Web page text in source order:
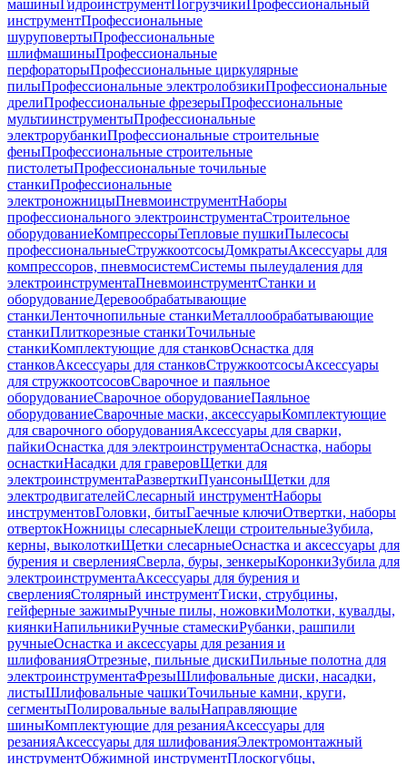
машиныГидроинструментПогрузчикиПрофессиональный
инструментПрофессиональные
шуруповертыПрофессиональные
шлифмашиныПрофессиональные
перфораторыПрофессиональные циркулярные
пилыПрофессиональные электролобзикиПрофессиональные
дрелиПрофессиональные фрезерыПрофессиональные
мультиинструментыПрофессиональные
электрорубанкиПрофессиональные строительные
феныПрофессиональные строительные
пистолетыПрофессиональные точильные
станкиПрофессиональные
электроножницыПневмоинструментНаборы
профессионального электроинструментаСтроительное
оборудованиеКомпрессорыТепловые пушкиПылесосы
профессиональныеСтружкоотсосыДомкратыАксессуары для
компрессоров, пневмосистемСистемы пылеудаления для
электроинструментаПневмоинструментСтанки и
оборудованиеДеревообрабатывающие
станкиЛенточнопильные станкиМеталлообрабатывающие
станкиПлиткорезные станкиТочильные
станкиКомплектующие для станковОснастка для
станковАксессуары для станковСтружкоотсосыАксессуары
для стружкоотсосовСварочное и паяльное
оборудованиеСварочное оборудованиеПаяльное
оборудованиеСварочные маски, аксессуарыКомплектующие
для сварочного оборудованияАксессуары для сварки,
пайкиОснастка для электроинструментаОснастка, наборы
оснасткиНасадки для граверовЩетки для
электроинструментаРазверткиПуансоныЩетки для
электродвигателейСлесарный инструментНаборы
инструментовГоловки, битыГаечные ключиОтвертки, наборы
отвертокНожницы слесарныеКлещи строительныеЗубила,
керны, выколоткиЩетки слесарныеОснастка и аксессуары для
бурения и сверленияСверла, буры, зенкерыКоронкиЗубила для
электроинструментаАксессуары для бурения и
сверленияСтолярный инструментТиски, струбцины,
гейферные зажимыРучные пилы, ножовкиМолотки, кувалды,
киянкиНапильникиРучные стамескиРубанки, рашпили
ручныеОснастка и аксессуары для резания и
шлифованияОтрезные, пильные дискиПильные полотна для
электроинструментаФрезыШлифовальные диски, насадки,
листыШлифовальные чашкиТочильные камни, круги,
сегментыПолировальные валыНаправляющие
шиныКомплектующие для резанияАксессуары для
резанияАксессуары для шлифованияЭлектромонтажный
инструментОбжимной инструментПлоскогубцы,